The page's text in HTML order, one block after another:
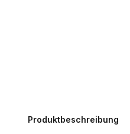
Produktbeschreibung